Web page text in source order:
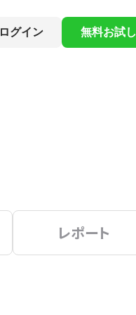
ログイン 無料お試し
レポート